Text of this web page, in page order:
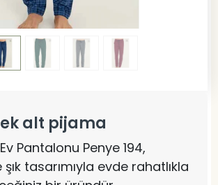
alt pijama
Pantalonu Penye 194,
tasarımıyla evde rahatlıkla